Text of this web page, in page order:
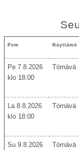
Pvm Näyttämö
Pe 7.8.2026
18:00
Törnävä
La 8.8.2026
18:00
Törnävä
Su 9.8.2026
Törnävä